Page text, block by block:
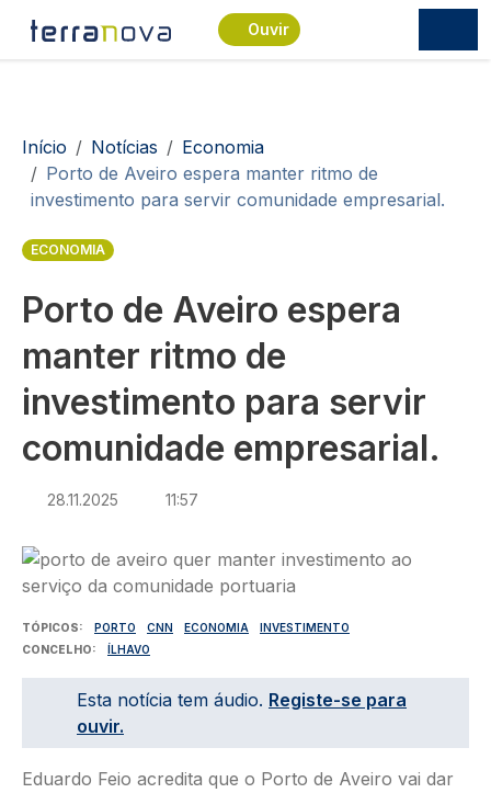
Passar para o conteúdo principal
Ouvir
Navegação estrutural
Início Notícias
Economia
Porto de Aveiro espera manter ritmo de
investimento para servir comunidade empresarial.
ECONOMIA
Porto de Aveiro espera
manter ritmo de
investimento para servir
comunidade empresarial.
28.11.2025 11:57
Imagem
TÓPICOS PORTO CNN ECONOMIA
INVESTIMENTO
CONCELHO
ÍLHAVO
Esta notícia tem áudio. Registe-se para
ouvir.
Eduardo Feio acredita que o Porto de Aveiro vai dar